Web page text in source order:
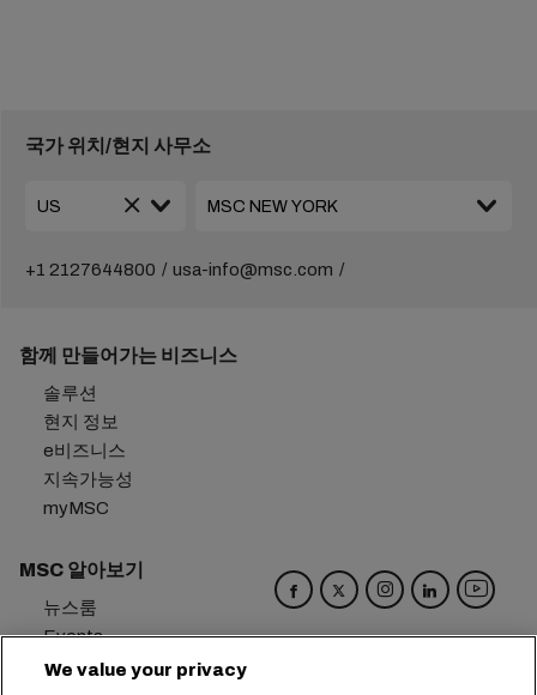
국가 위치/현지 사무소
+1 2127644800 usa-info@msc.com
함께 만들어가는 비즈니스
솔루션
현지 정보
e비즈니스
지속가능성
myMSC
MSC 알아보기
뉴스룸
Events
Blog
We value your privacy